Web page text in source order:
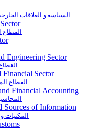
السياسة و العلاقات
القطاع
القطاع
المكتبات